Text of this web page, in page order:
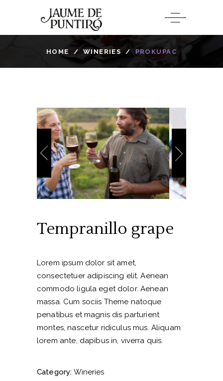
HOME / WINERIES / PROKUPAC
Tempranillo grape
Lorem ipsum dolor sit amet,
consectetuer adipiscing elit. Aenean
commodo ligula eget dolor. Aenean
massa. Cum sociis Theme natoque
penatibus et magnis dis parturient
montes, nascetur ridiculus mus. Aliquam
lorem ante, dapibus in, viverra quis.
Category: Wineries